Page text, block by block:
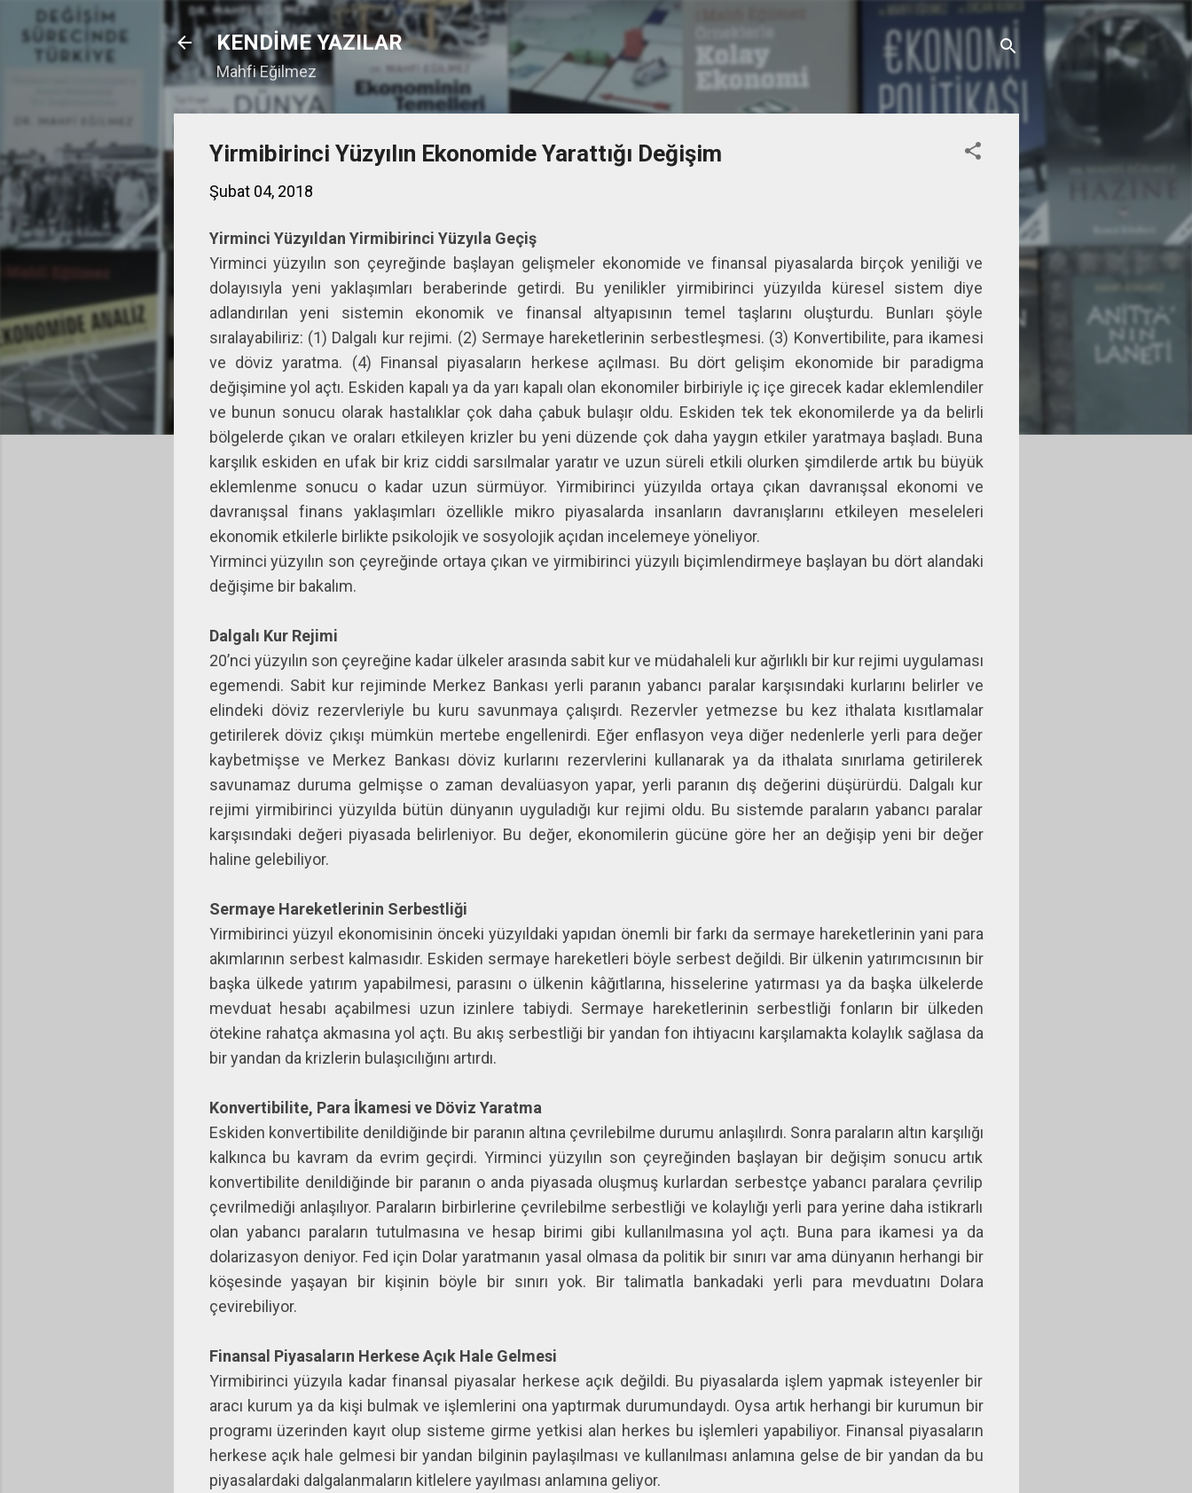
Ana içeriğe atla
KENDİME YAZILAR
Mahfi Eğilmez
Yirmibirinci Yüzyılın Ekonomide Yarattığı Değişim
Şubat 04, 2018
Yirminci Yüzyıldan Yirmibirinci Yüzyıla Geçiş
Yirminci yüzyılın son çeyreğinde başlayan gelişmeler ekonomide ve finansal piyasalarda birçok yeniliği ve
dolayısıyla yeni yaklaşımları beraberinde getirdi. Bu yenilikler yirmibirinci yüzyılda küresel sistem diye
adlandırılan yeni sistemin ekonomik ve finansal altyapısının temel taşlarını oluşturdu. Bunları şöyle
sıralayabiliriz: (1) Dalgalı kur rejimi. (2) Sermaye hareketlerinin serbestleşmesi. (3) Konvertibilite, para ikamesi
ve döviz yaratma. (4) Finansal piyasaların herkese açılması. Bu dört gelişim ekonomide bir paradigma
değişimine yol açtı. Eskiden kapalı ya da yarı kapalı olan ekonomiler birbiriyle iç içe girecek kadar eklemlendiler
ve bunun sonucu olarak hastalıklar çok daha çabuk bulaşır oldu. Eskiden tek tek ekonomilerde ya da belirli
bölgelerde çıkan ve oraları etkileyen krizler bu yeni düzende çok daha yaygın etkiler yaratmaya başladı. Buna
karşılık eskiden en ufak bir kriz ciddi sarsılmalar yaratır ve uzun süreli etkili olurken şimdilerde artık bu büyük
eklemlenme sonucu o kadar uzun sürmüyor. Yirmibirinci yüzyılda ortaya çıkan davranışsal ekonomi ve
davranışsal finans yaklaşımları özellikle mikro piyasalarda insanların davranışlarını etkileyen meseleleri
ekonomik etkilerle birlikte psikolojik ve sosyolojik açıdan incelemeye yöneliyor.
Yirminci yüzyılın son çeyreğinde ortaya çıkan ve yirmibirinci yüzyılı biçimlendirmeye başlayan bu dört alandaki
değişime bir bakalım.
Dalgalı Kur Rejimi
20’nci yüzyılın son çeyreğine kadar ülkeler arasında sabit kur ve müdahaleli kur ağırlıklı bir kur rejimi uygulaması
egemendi. Sabit kur rejiminde Merkez Bankası yerli paranın yabancı paralar karşısındaki kurlarını belirler ve
elindeki döviz rezervleriyle bu kuru savunmaya çalışırdı. Rezervler yetmezse bu kez ithalata kısıtlamalar
getirilerek döviz çıkışı mümkün mertebe engellenirdi. Eğer enflasyon veya diğer nedenlerle yerli para değer
kaybetmişse ve Merkez Bankası döviz kurlarını rezervlerini kullanarak ya da ithalata sınırlama getirilerek
savunamaz duruma gelmişse o zaman devalüasyon yapar, yerli paranın dış değerini düşürürdü. Dalgalı kur
rejimi yirmibirinci yüzyılda bütün dünyanın uyguladığı kur rejimi oldu. Bu sistemde paraların yabancı paralar
karşısındaki değeri piyasada belirleniyor. Bu değer, ekonomilerin gücüne göre her an değişip yeni bir değer
haline gelebiliyor.
Sermaye Hareketlerinin Serbestliği
Yirmibirinci yüzyıl ekonomisinin önceki yüzyıldaki yapıdan önemli bir farkı da sermaye hareketlerinin yani para
akımlarının serbest kalmasıdır. Eskiden sermaye hareketleri böyle serbest değildi. Bir ülkenin yatırımcısının bir
başka ülkede yatırım yapabilmesi, parasını o ülkenin kâğıtlarına, hisselerine yatırması ya da başka ülkelerde
mevduat hesabı açabilmesi uzun izinlere tabiydi. Sermaye hareketlerinin serbestliği fonların bir ülkeden
ötekine rahatça akmasına yol açtı. Bu akış serbestliği bir yandan fon ihtiyacını karşılamakta kolaylık sağlasa da
bir yandan da krizlerin bulaşıcılığını artırdı.
Konvertibilite, Para İkamesi ve Döviz Yaratma
Eskiden konvertibilite denildiğinde bir paranın altına çevrilebilme durumu anlaşılırdı. Sonra paraların altın karşılığı
kalkınca bu kavram da evrim geçirdi. Yirminci yüzyılın son çeyreğinden başlayan bir değişim sonucu artık
konvertibilite denildiğinde bir paranın o anda piyasada oluşmuş kurlardan serbestçe yabancı paralara çevrilip
çevrilmediği anlaşılıyor. Paraların birbirlerine çevrilebilme serbestliği ve kolaylığı yerli para yerine daha istikrarlı
olan yabancı paraların tutulmasına ve hesap birimi gibi kullanılmasına yol açtı. Buna para ikamesi ya da
dolarizasyon deniyor. Fed için Dolar yaratmanın yasal olmasa da politik bir sınırı var ama dünyanın herhangi bir
köşesinde yaşayan bir kişinin böyle bir sınırı yok. Bir talimatla bankadaki yerli para mevduatını Dolara
çevirebiliyor.
Finansal Piyasaların Herkese Açık Hale Gelmesi
Yirmibirinci yüzyıla kadar finansal piyasalar herkese açık değildi. Bu piyasalarda işlem yapmak isteyenler bir
aracı kurum ya da kişi bulmak ve işlemlerini ona yaptırmak durumundaydı. Oysa artık herhangi bir kurumun bir
programı üzerinden kayıt olup sisteme girme yetkisi alan herkes bu işlemleri yapabiliyor. Finansal piyasaların
herkese açık hale gelmesi bir yandan bilginin paylaşılması ve kullanılması anlamına gelse de bir yandan da bu
piyasalardaki dalgalanmaların kitlelere yayılması anlamına geliyor.